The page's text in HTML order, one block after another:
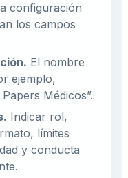
configuración
los campos
El nombre
ejemplo,
Médicos”.
Indicar rol,
límites
y conducta